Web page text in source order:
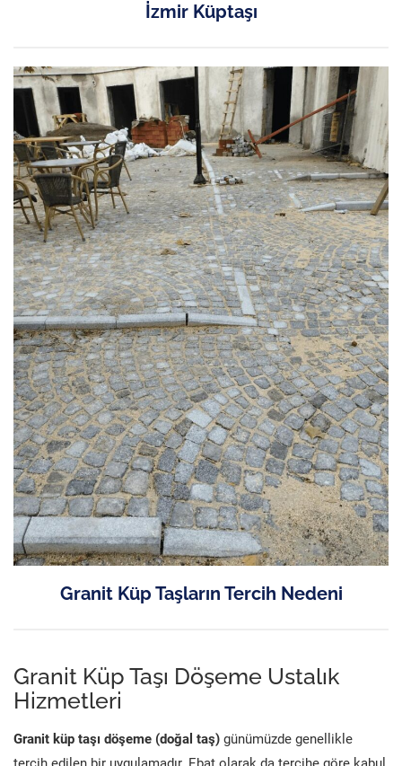
İzmir Küptaşı
Granit Küp Taşların Tercih Nedeni
Granit Küp Taşı Döşeme Ustalık
Hizmetleri
Granit küp taşı döşeme (doğal taş) günümüzde genellikle